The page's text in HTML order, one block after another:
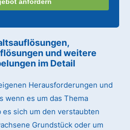
und weitere
im Detail
Herausforderungen und
wenn es um das Thema
es sich um den verstaubten
Grundstück oder um